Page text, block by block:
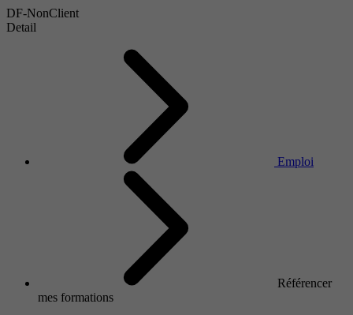
DF-NonClient
Detail
Emploi
Référencer
mes formations